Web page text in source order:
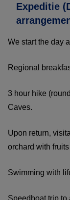
Expeditie
We start the day
Regional
3 hour hike
Caves.
Upon return,
orchard with
Swimming with
Speedboat trip to